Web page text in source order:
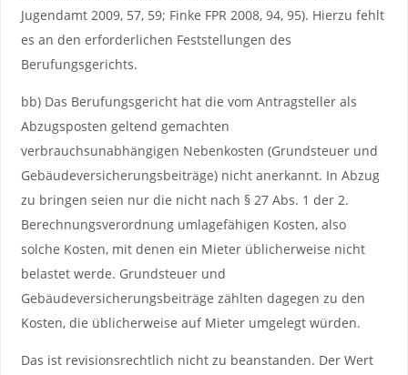
Jugendamt 2009, 57, 59; Finke FPR 2008, 94, 95). Hierzu fehlt
es an den erforderlichen Feststellungen des
Berufungsgerichts.
bb) Das Berufungsgericht hat die vom Antragsteller als
Abzugsposten geltend gemachten
verbrauchsunabhängigen Nebenkosten (Grundsteuer und
Gebäudeversicherungsbeiträge) nicht anerkannt. In Abzug
zu bringen seien nur die nicht nach § 27 Abs. 1 der 2.
Berechnungsverordnung umlagefähigen Kosten, also
solche Kosten, mit denen ein Mieter üblicherweise nicht
belastet werde. Grundsteuer und
Gebäudeversicherungsbeiträge zählten dagegen zu den
Kosten, die üblicherweise auf Mieter umgelegt würden.
Das ist revisionsrechtlich nicht zu beanstanden. Der Wert